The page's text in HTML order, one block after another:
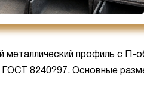
металлический профиль с П-
ГОСТ 8240?97. Основные